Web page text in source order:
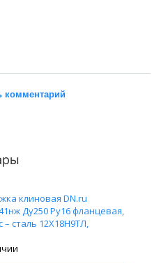
комментарий
клиновая DN.ru
Ду250 Ру16 фланцевая,
– сталь 12Х18Н9ТЛ,